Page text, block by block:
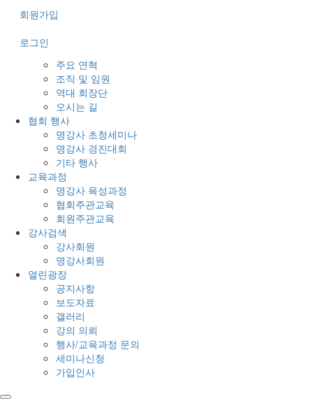
회원가입
로그인
주요 연혁
조직 및 임원
역대 회장단
오시는 길
협회 행사
명강사 초청세미나
명강사 경진대회
기타 행사
교육과정
명강사 육성과정
협회주관교육
회원주관교육
강사검색
강사회원
명강사회원
열린광장
공지사항
보도자료
갤러리
강의 의뢰
행사/교육과정 문의
세미나신청
가입인사